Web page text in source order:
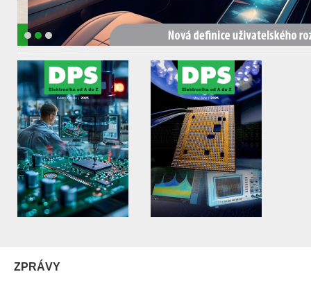
ZPRÁVY